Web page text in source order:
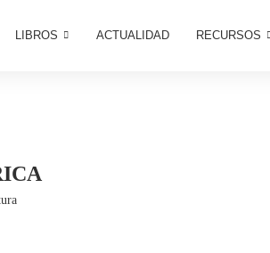
LIBROS ACTUALIDAD RECURSOS